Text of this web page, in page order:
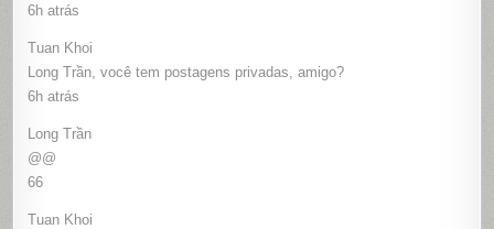
6h atrás
Tuan Khoi
Long Trần, você tem postagens privadas, amigo?
6h atrás
Long Trần
@@
66
Tuan Khoi